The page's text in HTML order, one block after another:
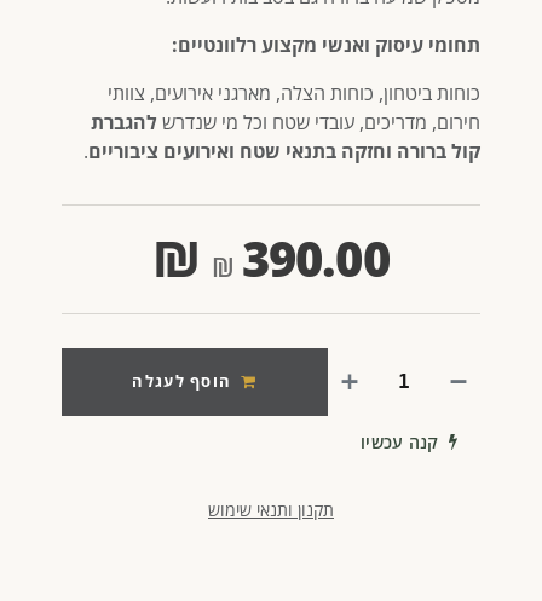
תחומי עיסוק ואנשי מקצוע רלוונטיים:
כוחות ביטחון, כוחות הצלה, מארגני אירועים, צוותי
חירום, מדריכים, עובדי שטח וכל מי שנדרש להגברת
קול ברורה וחזקה בתנאי שטח ואירועים ציבוריים.
390.00
₪
הוסף לעגלה
קנה עכשיו
תקנון ותנאי שימוש